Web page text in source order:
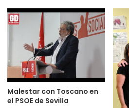
Malestar con Toscano en
el PSOE de Sevilla